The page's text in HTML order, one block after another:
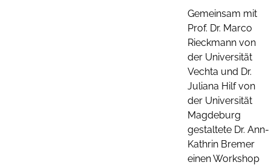
Gemeinsam mit
Prof. Dr. Marco
Rieckmann von
der Universität
Vechta und Dr.
Juliana Hilf von
der Universität
Magdeburg
gestaltete Dr. Ann-
Kathrin Bremer
einen Workshop